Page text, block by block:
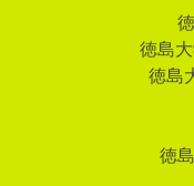
徳島
徳島
徳